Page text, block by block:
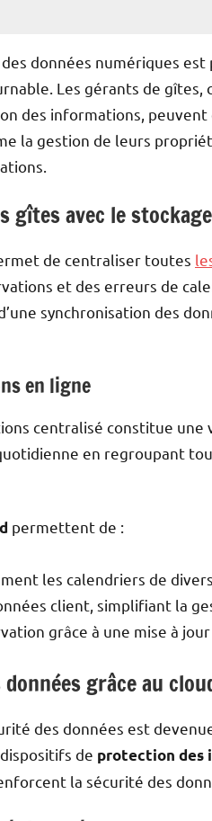
données numériques
Les gérants de
des informations,
la gestion de leurs
gîtes avec le
de centraliser toutes
et des erreurs de
synchronisation des
en ligne
centralisé constitue
en regroupant
permettent de :
les calendriers de
client, simplifiant la
grâce à une mise à
grâce au
des données est
de protection des
la sécurité des